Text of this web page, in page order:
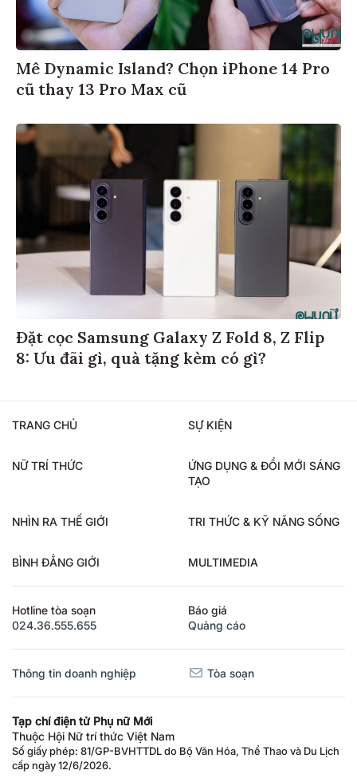
Mê Dynamic Island? Chọn iPhone 14 Pro
cũ thay 13 Pro Max cũ
Đặt cọc Samsung Galaxy Z Fold 8, Z Flip
8: Ưu đãi gì, quà tặng kèm có gì?
TRANG CHỦ SỰ KIỆN
NỮ TRÍ THỨC
ỨNG DỤNG & ĐỔI MỚI SÁNG
TẠO
NHÌN RA THẾ GIỚI TRI THỨC & KỸ NĂNG SỐNG
BÌNH ĐẲNG GIỚI MULTIMEDIA
Hotline tòa soạn
024.36.555.655
Báo giá
Quảng cáo
Thông tin doanh nghiệp Tòa soạn
Tạp chí điện tử Phụ nữ Mới
Thuộc Hội Nữ trí thức Việt Nam
Số giấy phép: 81/GP-BVHTTDL do Bộ Văn Hóa, Thể Thao và Du Lịch
cấp ngày 12/6/2026.